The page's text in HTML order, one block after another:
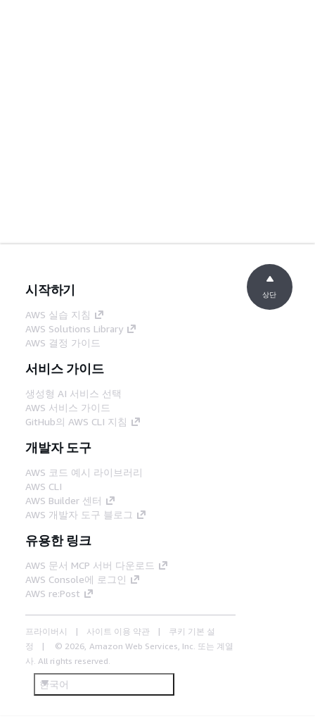
시작하기
AWS 실습 지침
AWS Solutions Library
AWS 결정 가이드
서비스 가이드
생성형 AI 서비스 선택
AWS 서비스 가이드
GitHub의 AWS CLI 지침
개발자 도구
AWS 코드 예시 라이브러리
AWS CLI
AWS Builder 센터
AWS 개발자 도구 블로그
유용한 링크
AWS 문서 MCP 서버 다운로드
AWS Console에 로그인
AWS re:Post
프라이버시 사이트 이용 약관
쿠키 기본 설
정
© 2026, Amazon Web Services, Inc. 또는 계열
사. All rights reserved.
한국어
상단